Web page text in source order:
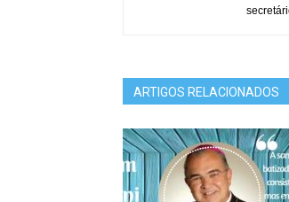
ARTIGOS RELACIONADOS